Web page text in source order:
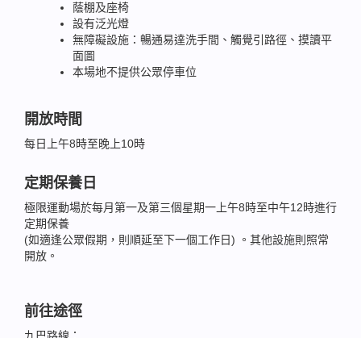
蔭棚及座椅
設有泛光燈
無障礙設施：暢通易達洗手間、觸覺引路徑、摸讀平
面圖
本場地不提供公眾停車位
開放時間
每日上午8時至晚上10時
定期保養日
極限運動場於每月第一及第三個星期一上午8時至中午12時進行
定期保養
(如適逢公眾假期，則順延至下一個工作日) 。其他設施則照常
開放。
前往途徑